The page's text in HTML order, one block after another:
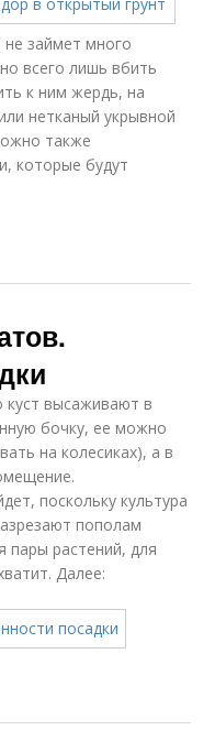
займет много
всего лишь вбить
к ним жердь, на
нетканый укрывной
также
которые будут
высаживают в
бочку, ее можно
на колесиках), а в
поскольку культура
пополам
пары растений, для
Далее: